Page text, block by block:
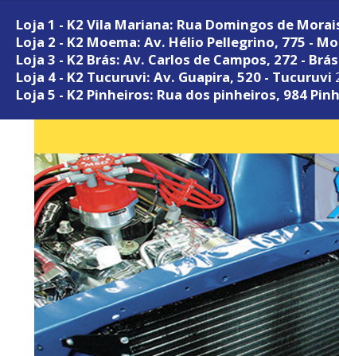
Loja 1 - K2 Vila Mariana: Rua Domingos de
Loja 2 - K2 Moema: Av. Hélio Pellegrino, 775 -
Loja 3 - K2 Brás: Av. Carlos de Campos, 272 - Brás
Loja 4 - K2 Tucuruvi: Av. Guapira, 520 - Tucuruvi
Loja 5 - K2 Pinheiros: Rua dos pinheiros, 984